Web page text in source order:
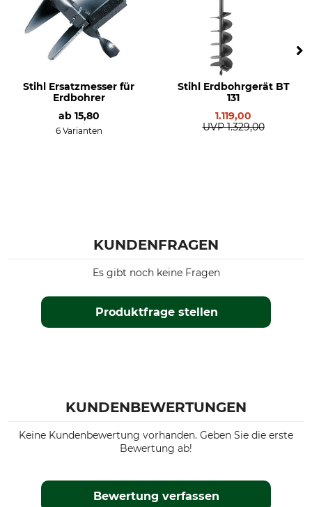
Tiefe
40 mm
Stihl Ersatzmesser für
Erdbohrer
ab 15,80
6 Varianten
Stihl Erdbohrgerät BT
131
1.119,00
UVP 1.329,00
KUNDENFRAGEN
Produktfrage stellen
Es gibt noch keine Fragen
KUNDENBEWERTUNGEN
Keine Kundenbewertung vorhanden. Geben Sie die erste
Bewertung ab!
Bewertung verfassen